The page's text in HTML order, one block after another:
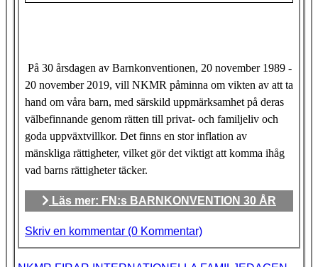
På 30 årsdagen av Barnkonventionen, 20 november 1989 -
20 november 2019, vill NKMR påminna om vikten av att ta
hand om våra barn, med särskild uppmärksamhet på deras
välbefinnande genom rätten till privat- och familjeliv och
goda uppväxtvillkor. Det finns en stor inflation av
mänskliga rättigheter, vilket gör det viktigt att komma ihåg
vad barns rättigheter täcker.
Läs mer: FN:s BARNKONVENTION 30 ÅR
Skriv en kommentar (0 Kommentar)